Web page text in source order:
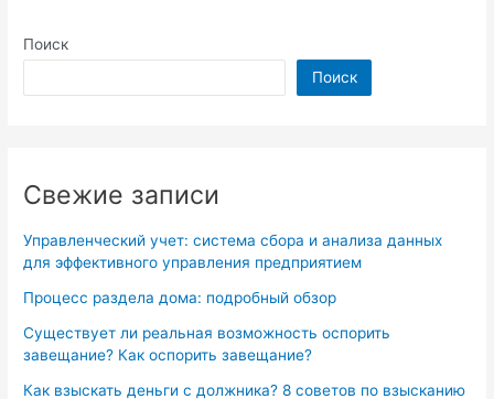
Поиск
Поиск
Свежие записи
Управленческий учет: система сбора и анализа данных
для эффективного управления предприятием
Процесс раздела дома: подробный обзор
Существует ли реальная возможность оспорить
завещание? Как оспорить завещание?
Как взыскать деньги с должника? 8 советов по взысканию